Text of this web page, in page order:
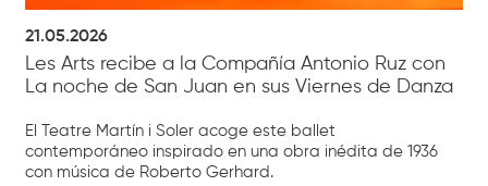
21.05.2026
Les Arts recibe a la Compañía Antonio Ruz con
La noche de San Juan en sus Viernes de Danza
El Teatre Martín i Soler acoge este ballet
contemporáneo inspirado en una obra inédita de 1936
con música de Roberto Gerhard.